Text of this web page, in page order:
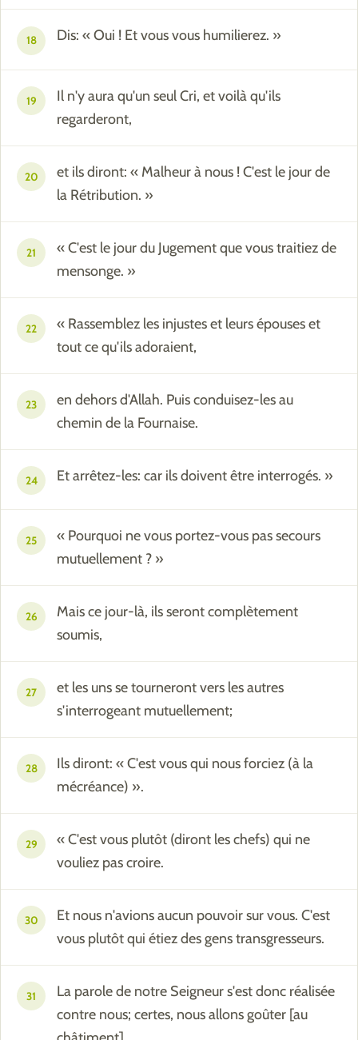
18 Dis: « Oui ! Et vous vous humilierez. »
19
Il n'y aura qu'un seul Cri, et voilà qu'ils
regarderont,
20
et ils diront: « Malheur à nous ! C'est le jour de
la Rétribution. »
21
« C'est le jour du Jugement que vous traitiez de
mensonge. »
22
« Rassemblez les injustes et leurs épouses et
tout ce qu'ils adoraient,
23
en dehors d'Allah. Puis conduisez-les au
chemin de la Fournaise.
24 Et arrêtez-les: car ils doivent être interrogés. »
25
« Pourquoi ne vous portez-vous pas secours
mutuellement ? »
26
Mais ce jour-là, ils seront complètement
soumis,
27
et les uns se tourneront vers les autres
s'interrogeant mutuellement;
28
Ils diront: « C'est vous qui nous forciez (à la
mécréance) ».
29
« C'est vous plutôt (diront les chefs) qui ne
vouliez pas croire.
30
Et nous n'avions aucun pouvoir sur vous. C'est
vous plutôt qui étiez des gens transgresseurs.
31
La parole de notre Seigneur s'est donc réalisée
contre nous; certes, nous allons goûter [au